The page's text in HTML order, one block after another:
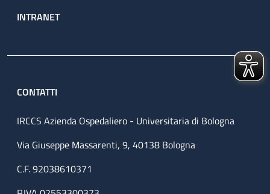
INTRANET
CONTATTI
IRCCS Azienda Ospedaliero - Universitaria di Bologna
Via Giuseppe Massarenti, 9, 40138 Bologna
C.F. 92038610371